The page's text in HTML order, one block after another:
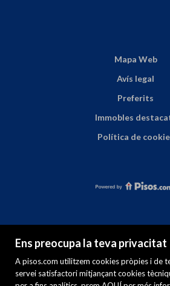
Ens preocupa la teva privacitat
A pisos.com utilitzem cookies pròpies i de
servei satisfactori mitjançant cookies
Mapa Web
Avís legal
Preferits
Immobles
Política de